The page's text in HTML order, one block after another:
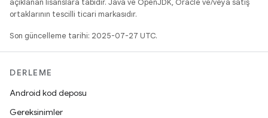
açıklanan lisanslara tabidir. Java ve OpenJDK, Oracle ve/veya satış
ortaklarının tescilli ticari markasıdır.
Son güncelleme tarihi: 2025-07-27 UTC.
DERLEME
Android kod deposu
Gereksinimler